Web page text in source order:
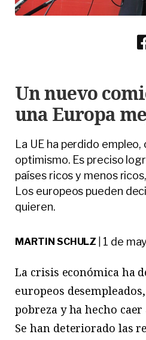
Un nuevo
una Europa
La UE ha perdido
optimismo. Es preciso
países ricos y menos
Los europeos pueden
quieren.
MARTIN SCHULZ 1 de
La crisis económica ha
europeos
pobreza y ha hecho
Se han deteriorado las